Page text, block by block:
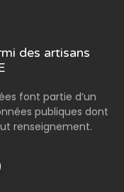
des artisans
font partie d’un
publiques dont
renseignement.